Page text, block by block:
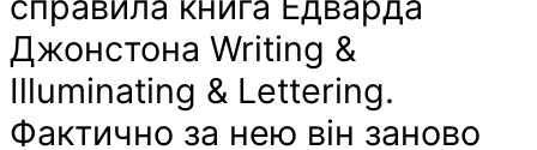
Джонстона Writing &
Illuminating & Lettering.
Фактично за нею він заново